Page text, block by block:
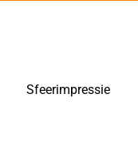
Sfeerimpressie